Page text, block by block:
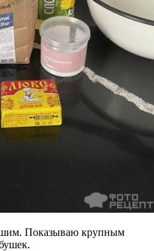
Показываю крупным